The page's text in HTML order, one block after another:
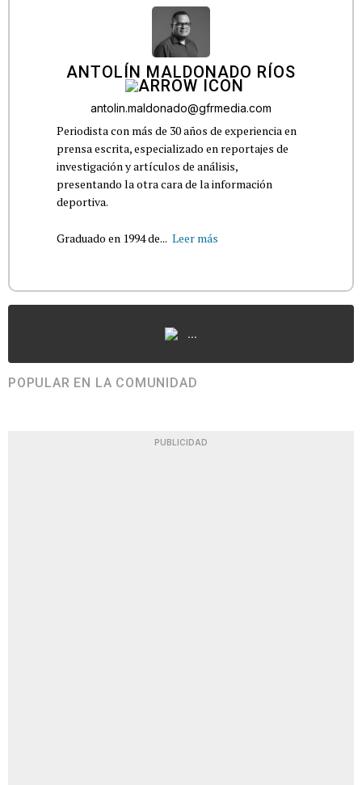
ANTOLÍN MALDONADO RÍOS
antolin.maldonado@gfrmedia.com
Periodista con más de 30 años de experiencia en
prensa escrita, especializado en reportajes de
investigación y artículos de análisis,
presentando la otra cara de la información
deportiva.
Graduado en 1994 de... Leer más
...
POPULAR EN LA COMUNIDAD
PUBLICIDAD